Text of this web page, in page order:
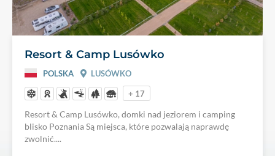
Resort & Camp Lusówko
POLSKA LUSÓWKO
+ 17
Resort & Camp Lusówko, domki nad jeziorem i camping
blisko Poznania Są miejsca, które pozwalają naprawdę
zwolnić....